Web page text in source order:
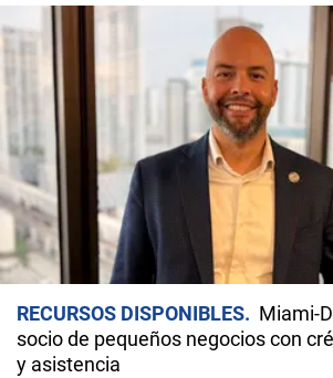
RECURSOS DISPONIBLES
Miami-
socio de pequeños negocios con
y asistencia